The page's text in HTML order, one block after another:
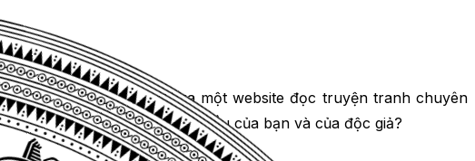
có mong muốn tạo ra một website đọc truyện tranh chuyên
sao cho phù hợp với nhu cầu của bạn và của độc giả?